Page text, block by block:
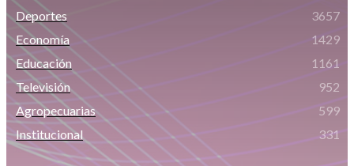
Deportes
3657
Economía
1429
Educación
1161
Televisión
952
Agropecuarias
599
Institucional
331